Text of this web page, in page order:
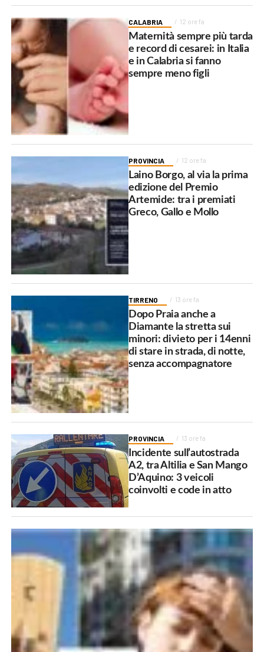
CALABRIA 12 ore fa
Maternità sempre più tarda
e record di cesarei: in Italia
e in Calabria si fanno
sempre meno figli
PROVINCIA 12 ore fa
Laino Borgo, al via la prima
edizione del Premio
Artemide: tra i premiati
Greco, Gallo e Mollo
TIRRENO 13 ore fa
Dopo Praia anche a
Diamante la stretta sui
minori: divieto per i 14enni
di stare in strada, di notte,
senza accompagnatore
PROVINCIA 13 ore fa
Incidente sull’autostrada
A2, tra Altilia e San Mango
D’Aquino: 3 veicoli
coinvolti e code in atto